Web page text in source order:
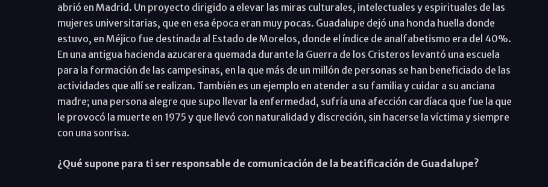
abrió en Madrid. Un proyecto dirigido a elevar las miras culturales, intelectuales y espirituales de las
mujeres universitarias, que en esa época eran muy pocas. Guadalupe dejó una honda huella donde
estuvo, en Méjico fue destinada al Estado de Morelos, donde el índice de analfabetismo era del 40%.
En una antigua hacienda azucarera quemada durante la Guerra de los Cristeros levantó una escuela
para la formación de las campesinas, en la que más de un millón de personas se han beneficiado de las
actividades que allí se realizan. También es un ejemplo en atender a su familia y cuidar a su anciana
madre; una persona alegre que supo llevar la enfermedad, sufría una afección cardíaca que fue la que
le provocó la muerte en 1975 y que llevó con naturalidad y discreción, sin hacerse la víctima y siempre
con una sonrisa.
¿Qué supone para ti ser responsable de comunicación de la beatificación de Guadalupe?